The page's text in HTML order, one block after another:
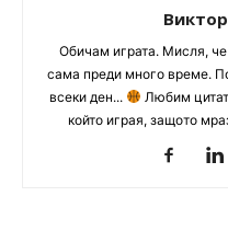
Обичам играта. Мисля,
сама преди много време.
всеки ден...
Любим
който играя, защото